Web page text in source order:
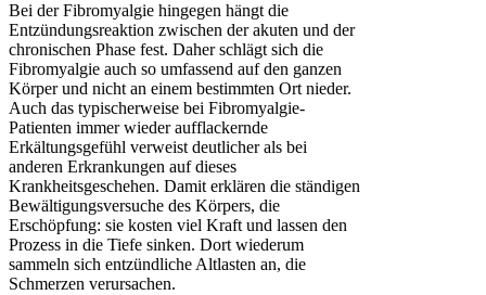
Bei der Fibromyalgie hingegen hängt die
Entzündungsreaktion zwischen der akuten und der
chronischen Phase fest. Daher schlägt sich die
Fibromyalgie auch so umfassend auf den ganzen
Körper und nicht an einem bestimmten Ort nieder.
Auch das typischerweise bei Fibromyalgie-
Patienten immer wieder aufflackernde
Erkältungsgefühl verweist deutlicher als bei
anderen Erkrankungen auf dieses
Krankheitsgeschehen. Damit erklären die ständigen
Bewältigungsversuche des Körpers, die
Erschöpfung: sie kosten viel Kraft und lassen den
Prozess in die Tiefe sinken. Dort wiederum
sammeln sich entzündliche Altlasten an, die
Schmerzen verursachen.